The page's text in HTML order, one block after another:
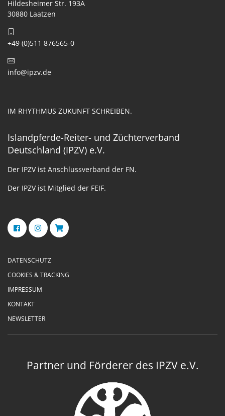
Hildesheimer Str. 193A
30880 Laatzen
+49 (0)511 876565-0
info@ipzv.de
IM RHYTHMUS ZUKUNFT SCHREIBEN.
Islandpferde-Reiter- und Züchterverband
Deutschland (IPZV) e.V.
Der IPZV ist Anschlussverband der FN.
Der IPZV ist Mitglied der FEIF.
DATENSCHUTZ
COOKIES & TRACKING
IMPRESSUM
KONTAKT
NEWSLETTER
Partner und Förderer des IPZV e.V.